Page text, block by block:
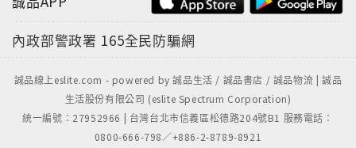
內政部警政署 165全民防騙網
誠品線上eslite.com - powered by 誠品生活 / 誠品書店 / 誠品物流 | 誠品
生活股份有限公司 (eslite Spectrum Corporation)
統一編號：27952966 | 台灣台北市信義區松德路204號B1 服務電話：
0800-666-798／+886-2-8789-8921